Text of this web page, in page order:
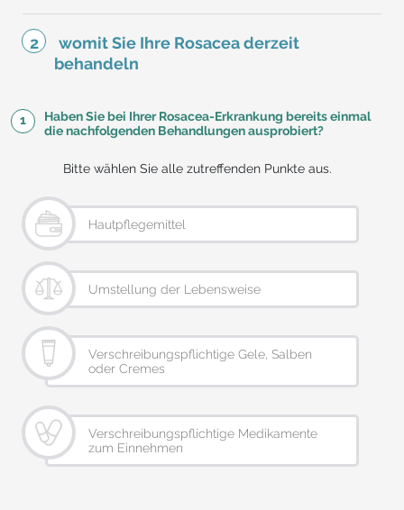
womit Sie Ihre Rosacea derzeit
behandeln
1
Haben Sie bei Ihrer Rosacea-Erkrankung bereits einmal
die nachfolgenden Behandlungen ausprobiert?
Bitte wählen Sie alle zutreffenden Punkte aus.
Hautpflegemittel
Umstellung der Lebensweise
Verschreibungspflichtige Gele, Salben
oder Cremes
Verschreibungspflichtige Medikamente
zum Einnehmen